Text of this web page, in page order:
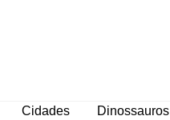
Cidades Dinossauros